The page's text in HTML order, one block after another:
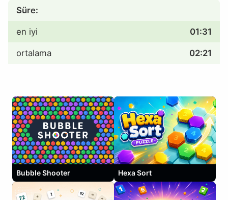
Süre:
en iyi 01:31
ortalama 02:21
Bubble Shooter Hexa Sort